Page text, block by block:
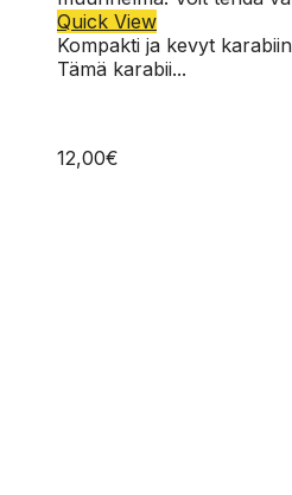
Quick View
Kompakti ja kevyt
Tämä karabii...
12,00€